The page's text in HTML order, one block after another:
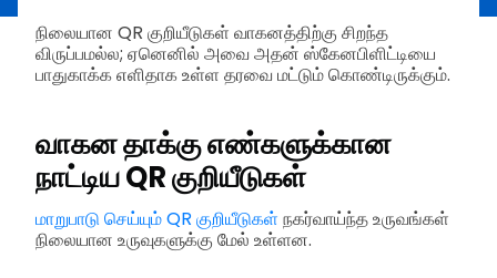
நிலையான QR குறியீடுகள் வாகனத்திற்கு சிறந்த
விருப்பமல்ல; ஏனெனில் அவை அதன் ஸ்கேனபிளிட்டியை
பாதுகாக்க எளிதாக உள்ள தரவை மட்டும் கொண்டிருக்கும்.
வாகன தாக்கு எண்களுக்கான
நாட்டிய QR குறியீடுகள்
மாறுபாடு செய்யும் QR குறியீடுகள் நகர்வாய்ந்த உருவங்கள்
நிலையான உருவுகளுக்கு மேல் உள்ளன.